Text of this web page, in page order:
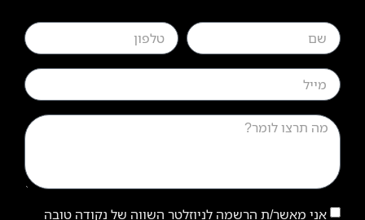
אני מאשר/ת הרשמה לניוזלטר השווה של נקודה טובה